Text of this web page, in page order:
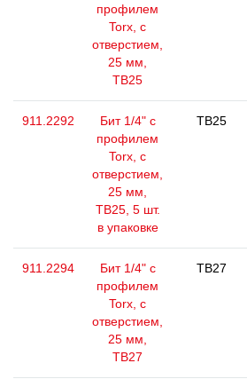
профилем
Torx, с
отверстием,
25 мм,
ТВ25
911.2292
Бит 1/4" с
профилем
Torx, с
отверстием,
25 мм,
ТВ25, 5 шт.
в упаковке
TB25
911.2294
Бит 1/4" с
профилем
Torx, с
отверстием,
25 мм,
ТВ27
TB27